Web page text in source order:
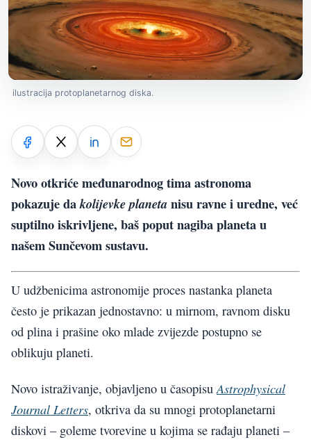
ilustracija protoplanetarnog diska.
Novo otkriće međunarodnog tima astronoma
pokazuje dakolijevke planetanisu ravne i uredne, već
suptilno iskrivljene, baš poput nagiba planeta u
našem Sunčevom sustavu.
U udžbenicima astronomije proces nastanka planeta
često je prikazan jednostavno: u mirnom, ravnom disku
od plina i prašine oko mlade zvijezde postupno se
oblikuju planeti.
Novo istraživanje, objavljeno u časopisuAstrophysical
Journal Letters, otkriva da su mnogi protoplanetarni
diskovi – goleme tvorevine u kojima se rađaju planeti –